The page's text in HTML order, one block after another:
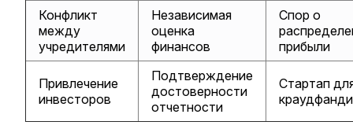
Конфликт
между
учредителями
Независимая
оценка
финансов
Спор о
прибыли
Привлечение
инвесторов
Подтверждение
достоверности
отчетности
Стартап